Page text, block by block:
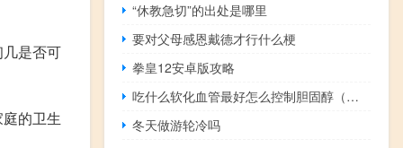
是否可
的卫生
“休教急切”的出处是哪里
要对父母感恩戴德才行什么梗
拳皇12安卓版攻略
吃什么软化血管最好怎么控制胆固醇（吃什么软化血管最好）
冬天做游轮冷吗